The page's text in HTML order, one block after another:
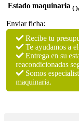
Estado maquinaria
Enviar ficha:
Recibe tu
Te ayudamos a
Entrega en su
reacondicionadas
Somos
maquinaria.